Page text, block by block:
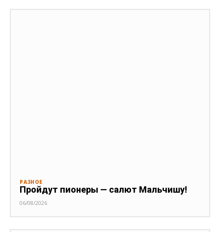
РАЗНОЕ
Пройдут пионеры — салют Мальчишу!
06/08/2026